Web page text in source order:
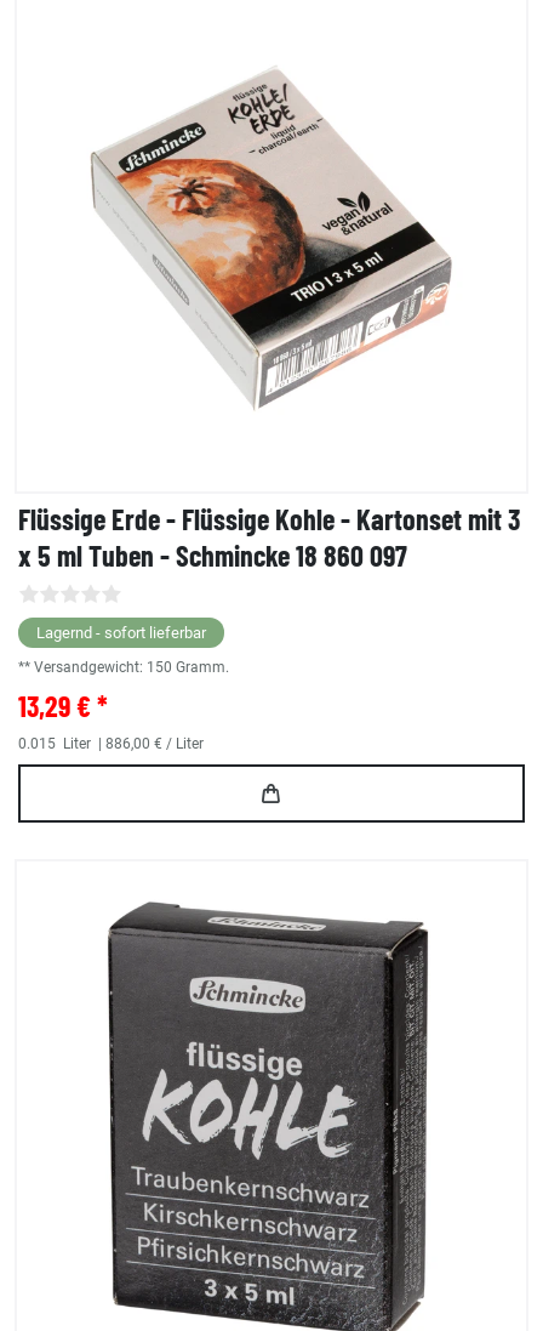
Flüssige Erde - Flüssige Kohle - Kartonset mit 3
x 5 ml Tuben - Schmincke 18 860 097
Lagernd - sofort lieferbar
** Versandgewicht: 150 Gramm.
13,29 € *
0.015 Liter | 886,00 € / Liter